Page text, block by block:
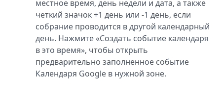
местное время, день недели и дата, а также
четкий значок +1 день или -1 день, если
собрание проводится в другой календарный
день. Нажмите «Создать событие календаря
в это время», чтобы открыть
предварительно заполненное событие
Календаря Google в нужной зоне.